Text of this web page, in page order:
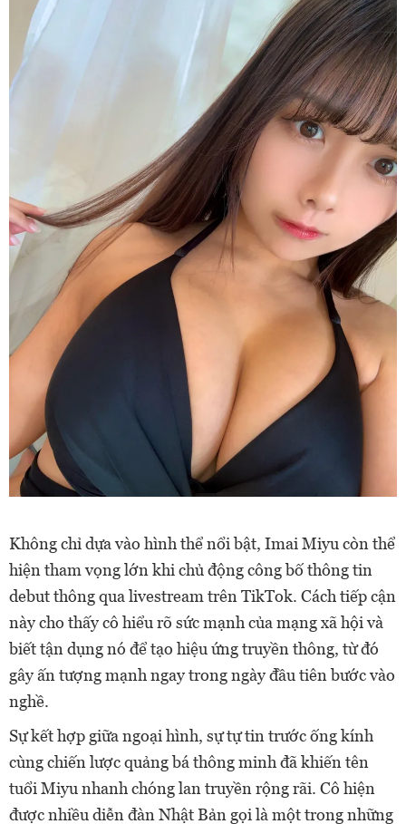
Không chỉ dựa vào hình thể nổi bật, Imai Miyu còn thể
hiện tham vọng lớn khi chủ động công bố thông tin
debut thông qua livestream trên TikTok. Cách tiếp cận
này cho thấy cô hiểu rõ sức mạnh của mạng xã hội và
biết tận dụng nó để tạo hiệu ứng truyền thông, từ đó
gây ấn tượng mạnh ngay trong ngày đầu tiên bước vào
nghề.
Sự kết hợp giữa ngoại hình, sự tự tin trước ống kính
cùng chiến lược quảng bá thông minh đã khiến tên
tuổi Miyu nhanh chóng lan truyền rộng rãi. Cô hiện
được nhiều diễn đàn Nhật Bản gọi là một trong những